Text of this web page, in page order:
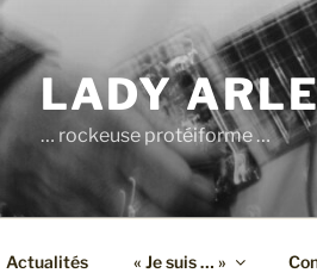
LADY
… rockeuse protéiforme …
Actualités « Je suis … »